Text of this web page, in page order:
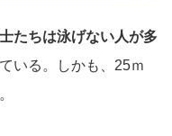
たちは泳げない人が多
いる。しかも、25ｍ